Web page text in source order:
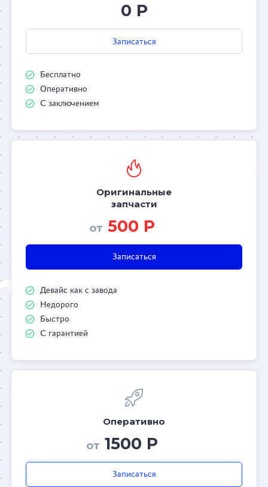
0 Р
Записаться
Бесплатно
Оперативно
С заключением
Оригинальные
запчасти
от 500 Р
Записаться
Девайс как с завода
Недорого
Быстро
С гарантией
Оперативно
от 1500 Р
Записаться